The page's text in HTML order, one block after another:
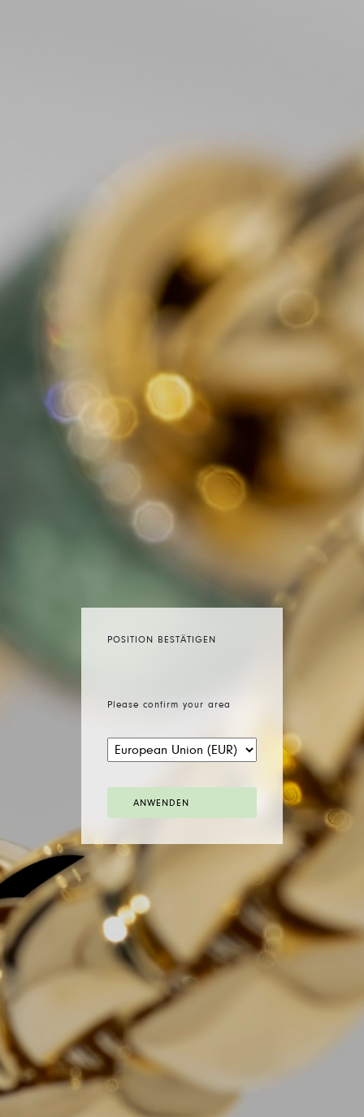
POSITION BESTÄTIGEN
Please confirm your area
ANWENDEN